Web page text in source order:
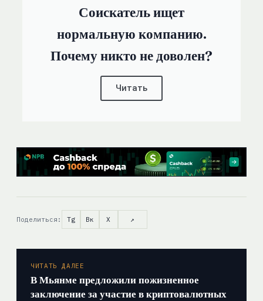
Соискатель ищет
нормальную компанию.
Почему никто не доволен?
Читать
Поделиться: Tg Вк X ↗
ЧИТАТЬ ДАЛЕЕ
В Мьянме предложили пожизненное
заключение за участие в криптовалютных